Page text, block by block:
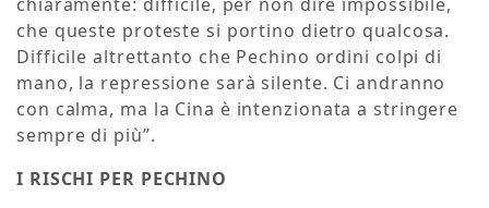
che queste proteste si portino dietro qualcosa.
Difficile altrettanto che Pechino ordini colpi di
mano, la repressione sarà silente. Ci andranno
con calma, ma la Cina è intenzionata a stringere
sempre di più”.
I RISCHI PER PECHINO